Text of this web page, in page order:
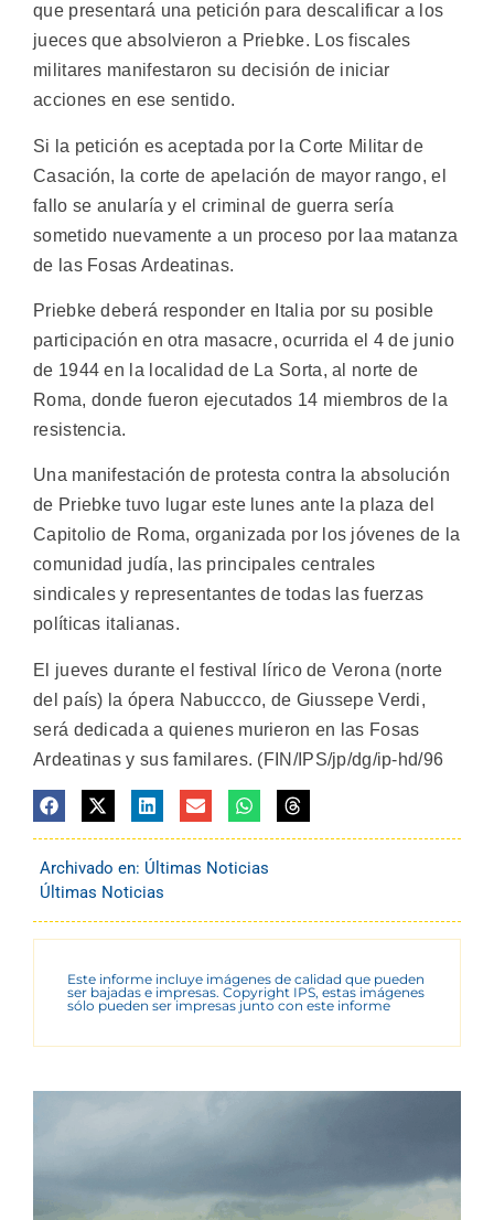
que presentará una petición para descalificar a los
jueces que absolvieron a Priebke. Los fiscales
militares manifestaron su decisión de iniciar
acciones en ese sentido.
Si la petición es aceptada por la Corte Militar de
Casación, la corte de apelación de mayor rango, el
fallo se anularía y el criminal de guerra sería
sometido nuevamente a un proceso por laa matanza
de las Fosas Ardeatinas.
Priebke deberá responder en Italia por su posible
participación en otra masacre, ocurrida el 4 de junio
de 1944 en la localidad de La Sorta, al norte de
Roma, donde fueron ejecutados 14 miembros de la
resistencia.
Una manifestación de protesta contra la absolución
de Priebke tuvo lugar este lunes ante la plaza del
Capitolio de Roma, organizada por los jóvenes de la
comunidad judía, las principales centrales
sindicales y representantes de todas las fuerzas
políticas italianas.
El jueves durante el festival lírico de Verona (norte
del país) la ópera Nabuccco, de Giussepe Verdi,
será dedicada a quienes murieron en las Fosas
Ardeatinas y sus familares. (FIN/IPS/jp/dg/ip-hd/96
Archivado en: Últimas Noticias
Últimas Noticias
Este informe incluye imágenes de calidad que pueden
ser bajadas e impresas. Copyright IPS, estas imágenes
sólo pueden ser impresas junto con este informe